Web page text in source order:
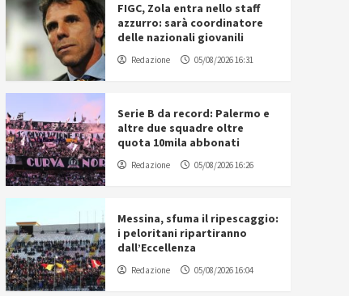
FIGC, Zola entra nello staff
azzurro: sarà coordinatore
delle nazionali giovanili
Redazione 05/08/2026 16:31
Serie B da record: Palermo e
altre due squadre oltre
quota 10mila abbonati
Redazione 05/08/2026 16:26
Messina, sfuma il ripescaggio:
i peloritani ripartiranno
dall’Eccellenza
Redazione 05/08/2026 16:04